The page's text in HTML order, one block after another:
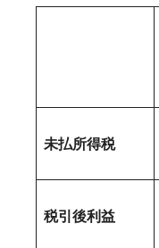
未払所得税
税引後利益